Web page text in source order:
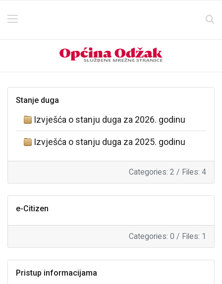
Stanje duga
Izvješća o stanju duga za 2026. godinu
Izvješća o stanju duga za 2025. godinu
Categories: 2 / Files: 4
e-Citizen
Categories: 0 / Files: 1
Pristup informacijama